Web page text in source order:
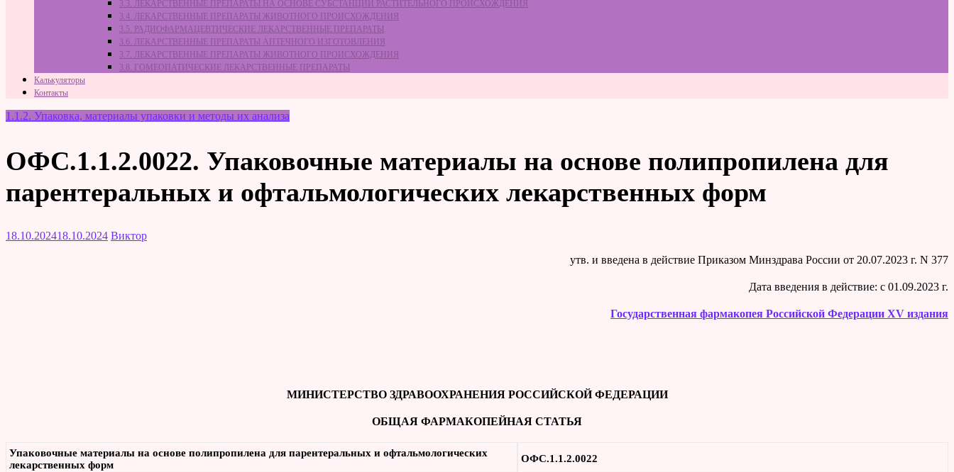
3.3. ЛЕКАРСТВЕННЫЕ ПРЕПАРАТЫ НА ОСНОВЕ СУБСТАНЦИЙ РАСТИТЕЛЬНОГО ПРОИСХОЖДЕНИЯ
3.4. ЛЕКАРСТВЕННЫЕ ПРЕПАРАТЫ ЖИВОТНОГО ПРОИСХОЖДЕНИЯ
3.5. РАДИОФАРМАЦЕВТИЧЕСКИЕ ЛЕКАРСТВЕННЫЕ ПРЕПАРАТЫ
3.6. ЛЕКАРСТВЕННЫЕ ПРЕПАРАТЫ АПТЕЧНОГО ИЗГОТОВЛЕНИЯ
3.7. ЛЕКАРСТВЕННЫЕ ПРЕПАРАТЫ ЖИВОТНОГО ПРОИСХОЖДЕНИЯ
3.8. ГОМЕОПАТИЧЕСКИЕ ЛЕКАРСТВЕННЫЕ ПРЕПАРАТЫ
Калькуляторы
Контакты
1.1.2. Упаковка, материалы упаковки и методы их анализа
ОФС.1.1.2.0022. Упаковочные материалы на основе полипропилена для
парентеральных и офтальмологических лекарственных форм
18.10.202418.10.2024 Виктор
утв. и введена в действие Приказом Минздрава России от 20.07.2023 г. N 377
Дата введения в действие: c 01.09.2023 г.
Государственная фармакопея Российской Федерации XV издания
МИНИСТЕРСТВО ЗДРАВООХРАНЕНИЯ РОССИЙСКОЙ ФЕДЕРАЦИИ
ОБЩАЯ ФАРМАКОПЕЙНАЯ СТАТЬЯ
Упаковочные материалы на основе полипропилена для парентеральных и офтальмологических
лекарственных форм
ОФС.1.1.2.0022